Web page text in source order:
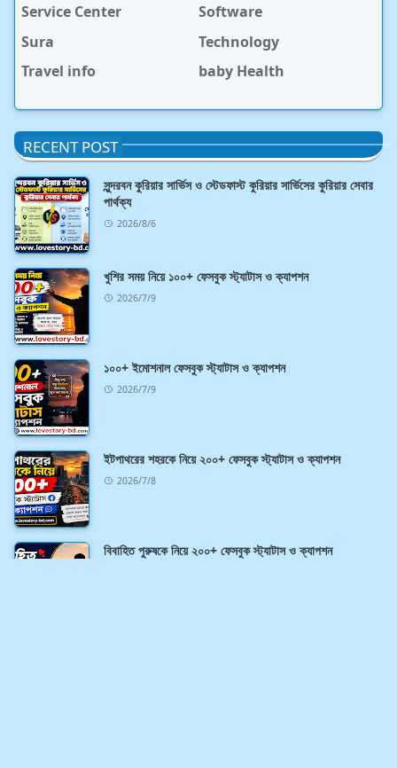
Service Center
Software
Sura
Technology
Travel info
baby Health
RECENT POST
সুন্দরবন কুরিয়ার সার্ভিস ও স্টেডফাস্ট কুরিয়ার সার্ভিসের কুরিয়ার সেবার
পার্থক্য
2026/8/6
খুশির সময় নিয়ে ১০০+ ফেসবুক স্ট্যাটাস ও ক্যাপশন
2026/7/9
১০০+ ইমোশনাল ফেসবুক স্ট্যাটাস ও ক্যাপশন
2026/7/9
ইটপাথরের শহরকে নিয়ে ২০০+ ফেসবুক স্ট্যাটাস ও ক্যাপশন
2026/7/8
বিবাহিত পুরুষকে নিয়ে ২০০+ ফেসবুক স্ট্যাটাস ও ক্যাপশন